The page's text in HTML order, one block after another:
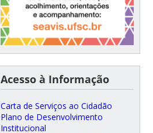
Acesso à Informação
Carta de Serviços ao Cidadão
Plano de Desenvolvimento
Institucional